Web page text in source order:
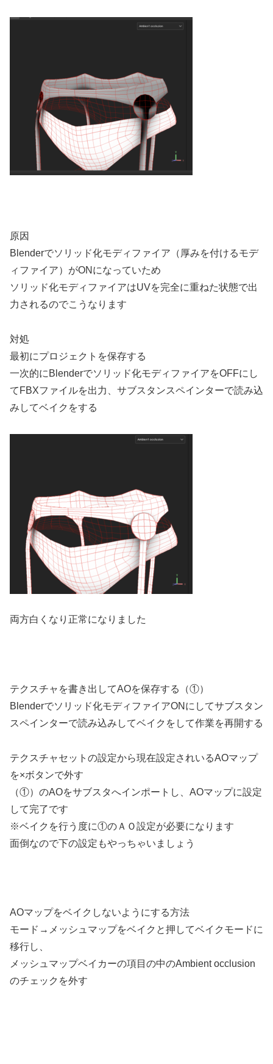
原因
Blenderでソリッド化モディファイア（厚みを付けるモデ
ィファイア）がONになっていため
ソリッド化モディファイアはUVを完全に重ねた状態で出
力されるのでこうなります
対処
最初にプロジェクトを保存する
一次的にBlenderでソリッド化モディファイアをOFFにし
てFBXファイルを出力、サブスタンスペインターで読み込
みしてベイクをする
両方白くなり正常になりました
テクスチャを書き出してAOを保存する（①）
Blenderでソリッド化モディファイアONにしてサブスタン
スペインターで読み込みしてベイクをして作業を再開する
テクスチャセットの設定から現在設定されいるAOマップ
を×ボタンで外す
（①）のAOをサブスタへインポートし、AOマップに設定
して完了です
※ベイクを行う度に①のＡＯ設定が必要になります
面倒なので下の設定もやっちゃいましょう
AOマップをベイクしないようにする方法
モード→メッシュマップをベイクと押してベイクモードに
移行し、
メッシュマップベイカーの項目の中のAmbient occlusion
のチェックを外す